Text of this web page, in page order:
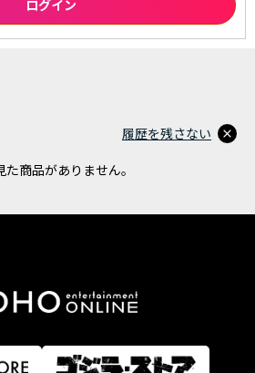
た商品がありません。
履歴を残さない